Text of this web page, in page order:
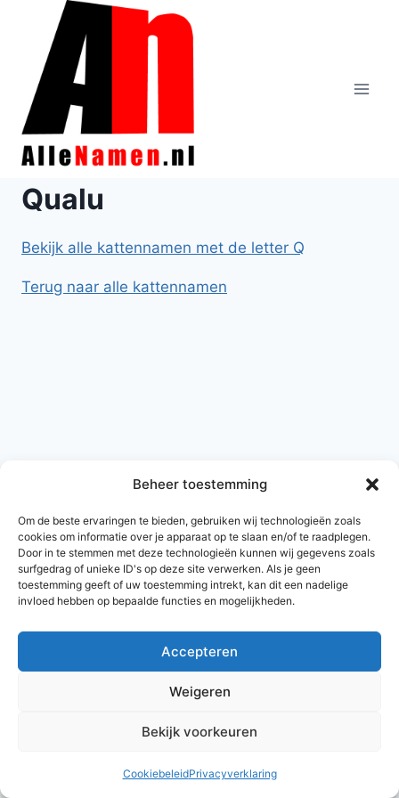
Beheer toestemming
Om de beste ervaringen te bieden, gebruiken wij technologieën zoals
cookies om informatie over je apparaat op te slaan en/of te raadplegen.
Door in te stemmen met deze technologieën kunnen wij gegevens zoals
surfgedrag of unieke ID's op deze site verwerken. Als je geen
toestemming geeft of uw toestemming intrekt, kan dit een nadelige
invloed hebben op bepaalde functies en mogelijkheden.
Accepteren
Weigeren
Bekijk voorkeuren
CookiebeleidPrivacyverklaring
Doorgaan
inhoud
Qualu
Bekijk alle kattennamen met de letter Q
Terug naar alle kattennamen
© 2026 AlleNamen.nl